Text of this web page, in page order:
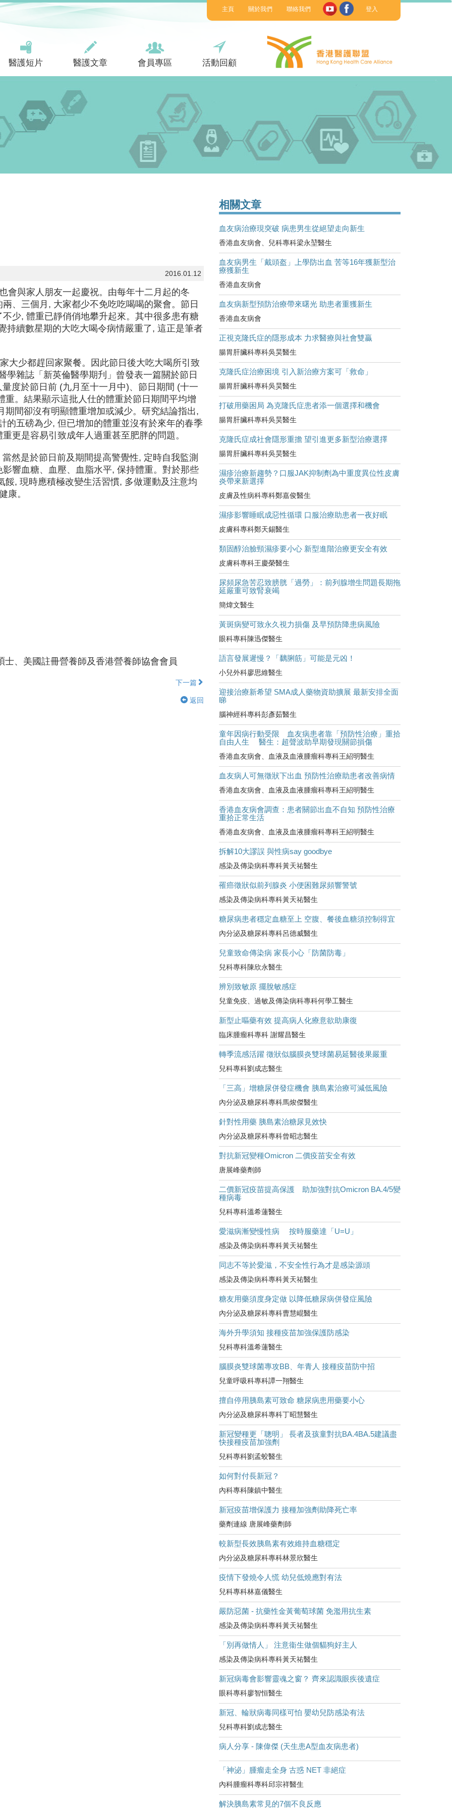
醫護短片 醫護文章 會員專區 活動回顧
主頁 關於我們 聯絡我們 登入
2016.01.12
會與家人朋友一起慶祝。由每年十二月起的冬
、三個月, 大家都少不免吃吃喝喝的聚會。節日
少, 體重已靜俏俏地攀升起來。其中很多患有糖
持續數星期的大吃大喝令病情嚴重了, 這正是筆者
少都趕回家聚餐。因此節日後大吃大喝所引致
學雜誌「新英倫醫學期刋」曾發表一篇關於節日
度於節日前 (九月至十一月中)、節日期間 (十一
。結果顯示這批人仕的體重於節日期間平均增
間卻沒有明顯體重增加或減少。研究結論指出,
的五磅為少, 但已增加的體重並沒有於來年的春季
更是容易引致成年人過重甚至肥胖的問題。
是於節日前及期間提高警覺性, 定時自我監測
響血糖、血壓、血脂水平, 保持體重。對於那些
, 現時應積極改變生活習慣, 多做運動及注意均
康。
、美國註冊營養師及香港營養師協會會員
下一篇
返回
相關文章
血友病治療現突破 病患男生從絕望走向新生
香港血友病會、兒科專科梁永堃醫生
血友病男生「戴頭盔」上學防出血 苦等16年獲新型治
療獲新生
香港血友病會
血友病新型預防治療帶來曙光 助患者重獲新生
香港血友病會
正視克隆氏症的隱形成本 力求醫療與社會雙贏
腸胃肝臟科專科吳昊醫生
克隆氏症治療困境 引入新治療方案可「救命」
腸胃肝臟科專科吳昊醫生
打破用藥困局 為克隆氏症患者添一個選擇和機會
腸胃肝臟科專科吳昊醫生
克隆氏症成社會隱形重擔 望引進更多新型治療選擇
腸胃肝臟科專科吳昊醫生
濕疹治療新趨勢？口服JAK抑制劑為中重度異位性皮膚
炎帶來新選擇
皮膚及性病科專科鄭嘉俊醫生
濕疹影響睡眠成惡性循環 口服治療助患者一夜好眠
皮膚科專科鄭天錫醫生
類固醇治臉頸濕疹要小心 新型進階治療更安全有效
皮膚科專科王慶榮醫生
尿頻尿急苦忍致膀胱「過勞」：前列腺增生問題長期拖
延嚴重可致腎衰竭
簡煒文醫生
黃斑病變可致永久視力損傷 及早預防降患病風險
眼科專科陳迅傑醫生
語言發展遲慢？「黐脷筋」可能是元凶！
小兒外科廖思維醫生
迎接治療新希望 SMA成人藥物資助擴展 最新安排全面
睇
腦神經科專科彭彥茹醫生
童年因病行動受限 血友病患者靠「預防性治療」重拾
自由人生 醫生：超聲波助早期發現關節損傷
香港血友病會、血液及血液腫瘤科專科王紹明醫生
血友病人可無徵狀下出血 預防性治療助患者改善病情
香港血友病會、血液及血液腫瘤科專科王紹明醫生
香港血友病會調查：患者關節出血不自知 預防性治療
重拾正常生活
香港血友病會、血液及血液腫瘤科專科王紹明醫生
拆解10大謬誤 與性病say goodbye
感染及傳染病科專科黃天祐醫生
罹癌徵狀似前列腺炎 小便困難尿頻響警號
感染及傳染病科專科黃天祐醫生
糖尿病患者穩定血糖至上 空腹、餐後血糖須控制得宜
內分泌及糖尿科專科呂德威醫生
兒童致命傳染病 家長小心「防菌防毒」
兒科專科陳欣永醫生
辨別致敏原 擺脫敏感症
兒童免疫、過敏及傳染病科專科何學工醫生
新型止嘔藥有效 提高病人化療意欲助康復
臨床腫瘤科專科 謝耀昌醫生
轉季流感活躍 徵狀似腦膜炎雙球菌易延醫後果嚴重
兒科專科劉成志醫生
「三高」增糖尿併發症機會 胰島素治療可減低風險
內分泌及糖尿科專科馬焌傑醫生
針對性用藥 胰島素治糖尿見效快
內分泌及糖尿科專科曾昭志醫生
對抗新冠變種Omicron 二價疫苗安全有效
唐展峰藥劑師
二價新冠疫苗提高保護 助加強對抗Omicron BA.4/5變
種病毒
兒科專科溫希蓮醫生
愛滋病漸變慢性病 按時服藥達「U=U」
感染及傳染病科專科黃天祐醫生
同志不等於愛滋，不安全性行為才是感染源頭
感染及傳染病科專科黃天祐醫生
糖友用藥須度身定做 以降低糖尿病併發症風險
內分泌及糖尿科專科曹慧崐醫生
海外升學須知 接種疫苗加強保護防感染
兒科專科溫希蓮醫生
腦膜炎雙球菌專攻BB、年青人 接種疫苗防中招
兒童呼吸科專科譚一翔醫生
擅自停用胰島素可致命 糖尿病患用藥要小心
內分泌及糖尿科專科丁昭慧醫生
新冠變種更「聰明」 長者及孩童對抗BA.4BA.5建議盡
快接種疫苗加強劑
兒科專科劉孟蛟醫生
如何對付長新冠？
內科專科陳鎮中醫生
新冠疫苗增保護力 接種加強劑助降死亡率
藥劑連線 唐展峰藥劑師
較新型長效胰島素有效維持血糖穩定
内分泌及糖尿科專科林景欣醫生
疫情下發燒令人慌 幼兒低燒應對有法
兒科專科林嘉儀醫生
嚴防惡菌 - 抗藥性金黃葡萄球菌 免濫用抗生素
感染及傳染病科專科黃天祐醫生
「別再做情人」 注意衞生做個貓狗好主人
感染及傳染病科專科黃天祐醫生
新冠病毒會影響靈魂之窗？ 齊來認識眼疾後遺症
眼科專科廖智恒醫生
新冠、輪狀病毒同樣可怕 嬰幼兒防感染有法
兒科專科劉成志醫生
病人分享 - 陳偉傑 (天生患A型血友病患者)
「神泌」腫瘤走全身 古惑 NET 非絕症
內科腫瘤科專科邱宗祥醫生
解決胰島素常見的7個不良反應